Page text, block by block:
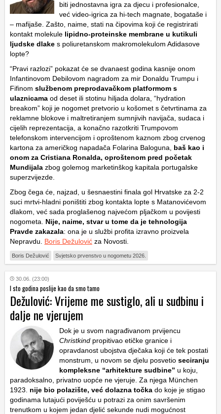
biti jednostavna igra za djecu i profesionalce,
već video-igrica za hi-tech magnate, bogataše i
– mafijaše. Zašto, naime, stati na čipovima koji će registrirati
kontakt molekule lipidno-proteinske membrane u kutikuli
ljudske dlake s poliuretanskom makromolekulom Adidasove
lopte?
“Pravi razlozi” pokazat će se dvanaest godina kasnije onom
Infantinovom Debilovom nagradom za mir Donaldu Trumpu i
Fifinom službenom preprodavačkom platformom s
ulaznicama od deset ili stotinu hiljada dolara, “hydration
breakom” koji je nogomet pretvorio u košomet s četvrtinama za
reklamne blokove i maltretiranjem sumnjivih navijača, sudaca i
cijelih reprezentacija, a konačno razotkriti Trumpovom
telefonskom intervencijom i oproštenom kaznom zbog crvenog
kartona za američkog napadača Folarina Baloguna
baš kao i
onom za Cristiana Ronalda, oproštenom pred početak
Mundijala zbog golemog marketinškog kapitala portugalske
superzvijezde.
Zbog čega će, najzad, u šesnaestini finala gol Hrvatske za 2-2
suci mrtvi-hladni poništiti zbog kontakta lopte s Matanovićevom
dlakom, već sada proglašenog najvećom pljačkom u povijesti
nogometa.
Nije, naime, stvar u tome da je tehnologija
Pravde zakazala: ona je u službi profita izravno proizvela
Nepravdu. Boris Dežulović za Novosti.
Boris Dežulović Svjetsko prvenstvo u nogometu 2026.
30.06. (23:00)
I sto godina poslije kao da smo tamo
Dežulović: Vrijeme me sustiglo, ali u sudbinu i
dalje ne vjerujem
Dok je u svom nagrađivanom prvijencu
Christkind propitivao etičke granice i
opravdanost ubojstva dječaka koji će tek postati
monstrum, u novom se djelu posvetio seciranju
kompleksne “arhitekture sudbine” u koju,
paradoksalno, privatno uopće ne vjeruje. Za njega München
1923. nije bio polazište, već dolazna točka do koje je stigao
godinama lutajući poviješću u potrazi za onim savršenim
trenutkom u kojem jedan djelić sekunde nudi mogućnost